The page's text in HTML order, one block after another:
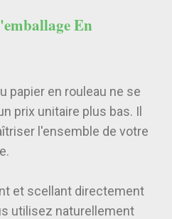
En
papier en rouleau ne se
prix unitaire plus bas. Il
l'ensemble de votre
et scellant directement
utilisez naturellement